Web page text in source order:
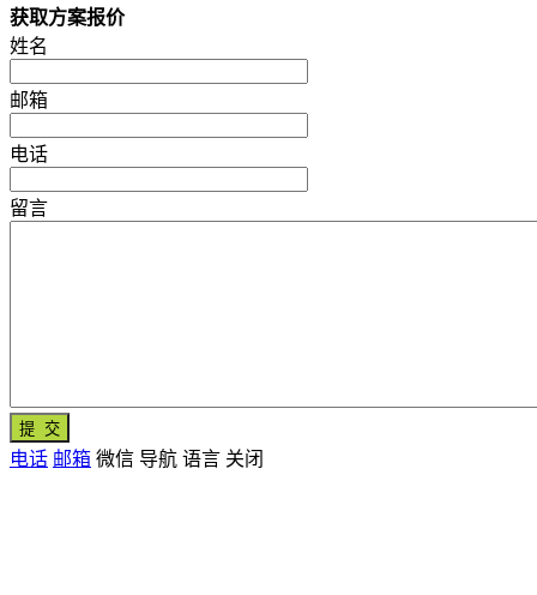
获取方案报价
姓名
邮箱
电话
留言
电话 邮箱 微信 导航 语言 关闭